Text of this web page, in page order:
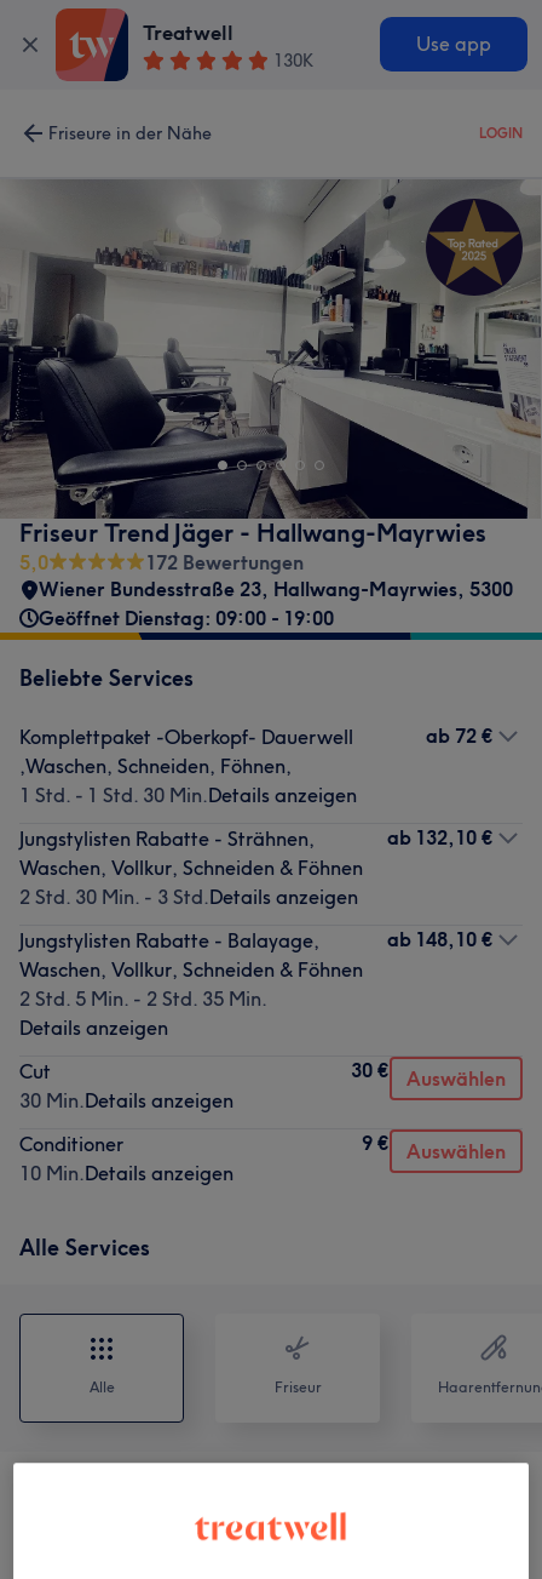
Treatwell
130K
Use app
Friseure in der Nähe LOGIN
Friseur Trend Jäger - Hallwang-Mayrwies
5,0
172 Bewertungen
Wiener Bundesstraße 23, Hallwang-Mayrwies, 5300
Geöffnet Dienstag: 09:00 - 19:00
Beliebte Services
Komplettpaket -Oberkopf- Dauerwell
,Waschen, Schneiden, Föhnen,
1 Std. - 1 Std. 30 Min.Details anzeigen
ab 72 €
Jungstylisten Rabatte - Strähnen,
Waschen, Vollkur, Schneiden & Föhnen
2 Std. 30 Min. - 3 Std.Details anzeigen
ab 132,10 €
Jungstylisten Rabatte - Balayage,
Waschen, Vollkur, Schneiden & Föhnen
2 Std. 5 Min. - 2 Std. 35 Min.
Details anzeigen
ab 148,10 €
Cut
30 Min.Details anzeigen
30 € Auswählen
Conditioner
10 Min.Details anzeigen
9 € Auswählen
Alle Services
Alle Friseur